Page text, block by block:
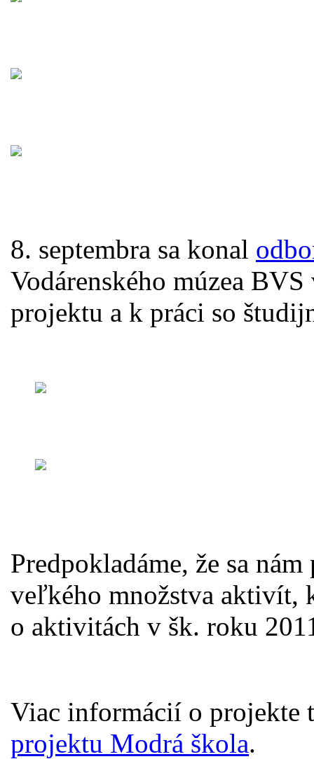
8. septembra sa konal
Vodárenského múzea
projektu a k práci so
Predpokladáme, že sa
veľkého množstva aktivít,
o aktivitách v šk. roku
Viac informácií o projekte
projektu Modrá škola.